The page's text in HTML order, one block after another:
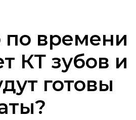
по времени
КТ зубов и
готовы